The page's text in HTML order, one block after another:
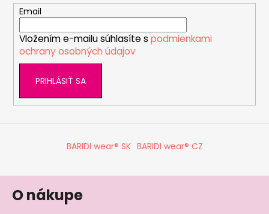
Email
Vložením e-mailu súhlasíte s podmienkami
ochrany osobných údajov
PRIHLÁSIŤ SA
BARIDI wear® SK BARIDI wear® CZ
O nákupe